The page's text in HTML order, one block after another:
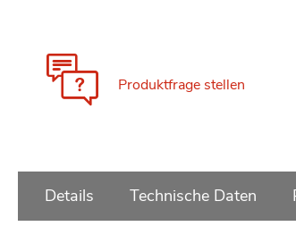
Produktfrage stellen
Details Technische Daten